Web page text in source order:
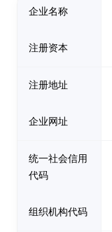
企业名称
注册资本
注册地址
企业网址
统一社会信用
代码
组织机构代码